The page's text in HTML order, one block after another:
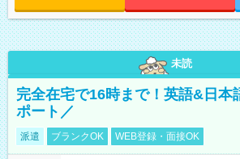
未読
完全在宅で16時まで！英語&日本
ポート／
派遣 ブランクOK WEB登録・面接OK